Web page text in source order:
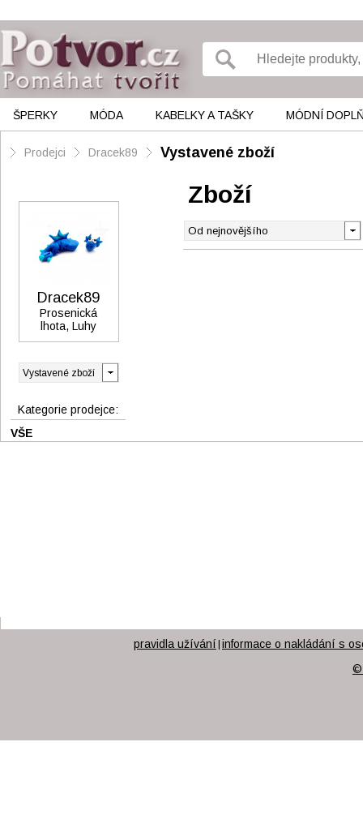
ŠPERKY MÓDA KABELKY A TAŠKY MÓDNÍ
Prodejci Dracek89 Vystavené zboží
Zboží
Dracek89
Prosenická
lhota, Luhy
Kategorie prodejce:
VŠE
pravidla užívání informace o nakládání s
©